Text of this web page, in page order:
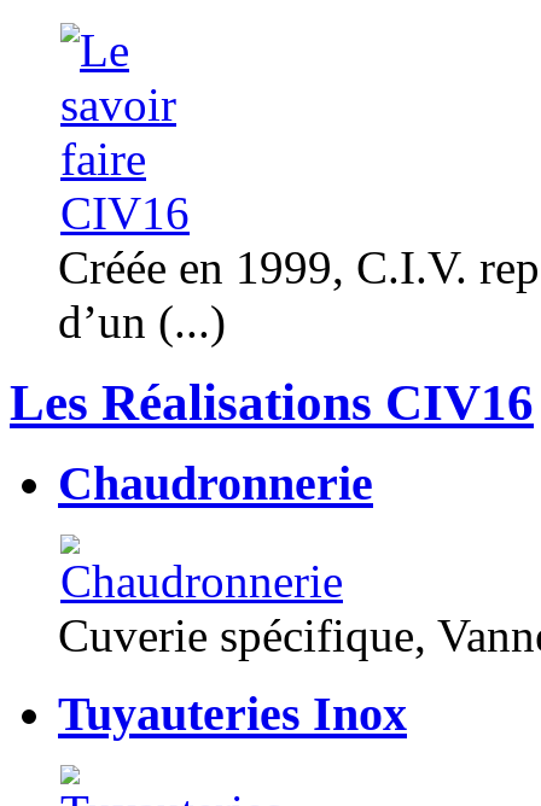
Créée en 1999, C.I.V.
d’un (...)
Les Réalisations CIV16
Chaudronnerie
Cuverie spécifique,
Tuyauteries Inox